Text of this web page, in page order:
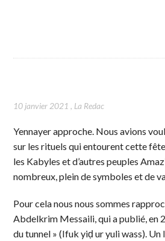
10 janvier 2021 , La Redac
Yennayer approche. Nous avions
sur les rituels qui entourent cette
les Kabyles et d’autres peuples
nombreux, plein de symboles et de
Pour cela nous nous sommes
Abdelkrim Messaili, qui a publié, en
du tunnel » (Ifuk yiḍ ur yuli wass). Un